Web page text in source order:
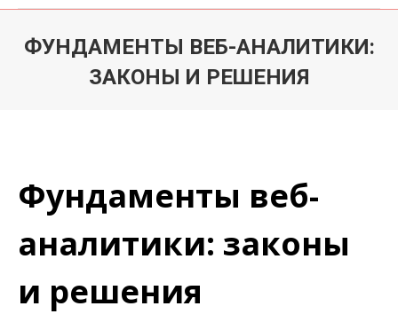
ФУНДАМЕНТЫ ВЕБ-АНАЛИТИКИ:
ЗАКОНЫ И РЕШЕНИЯ
Фундаменты веб-
аналитики: законы
и решения